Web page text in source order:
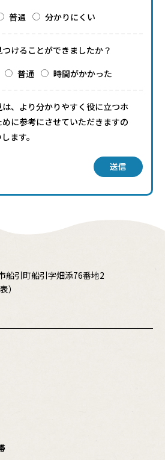
普通 分かりにくい
けることができましたか？
普通 時間がかかった
、より分かりやすく役に立つホ
に参考にさせていただきますの
ます。
送信
船引町船引字畑添76番地2
表）